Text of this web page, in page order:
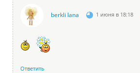
berkli lana 1 июня в 18:18
Ответить